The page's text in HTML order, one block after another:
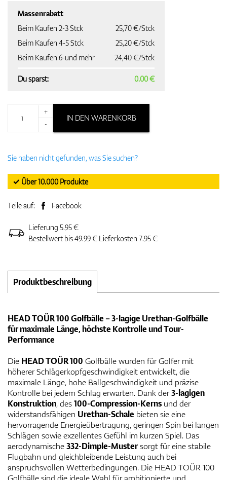
Massenrabatt
Beim Kaufen 2-3 Stck
25,70 €/Stck
Beim Kaufen 4-5 Stck
25,20 €/Stck
Beim Kaufen 6-und mehr
24,40 €/Stck
Du sparst: 0.00 €
+
-
IN DEN WARENKORB
Sie haben nicht gefunden, was Sie suchen?
✓ Über 10.000 Produkte
Teile auf: Facebook
Lieferung 5.95 €
Bestellwert bis 49.99 € Lieferkosten 7.95 €
Produktbeschreibung
HEAD TOÜR 100 Golfbälle – 3-lagige Urethan-Golfbälle
für maximale Länge, höchste Kontrolle und Tour-
Performance
Die HEAD TOÜR 100 Golfbälle wurden für Golfer mit
höherer Schlägerkopfgeschwindigkeit entwickelt, die
maximale Länge, hohe Ballgeschwindigkeit und präzise
Kontrolle bei jedem Schlag erwarten. Dank der3-lagigen
Konstruktion, des100-Compression-Kerns und der
widerstandsfähigen Urethan-Schale bieten sie eine
hervorragende Energieübertragung, geringen Spin bei langen
Schlägen sowie exzellentes Gefühl im kurzen Spiel. Das
aerodynamische332-Dimple-Mustersorgt für eine stabile
Flugbahn und gleichbleibende Leistung auch bei
anspruchsvollen Wetterbedingungen. Die HEAD TOÜR 100